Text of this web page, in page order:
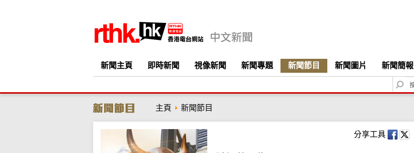
新聞主頁 即時新聞 視像新聞 新聞專題 新聞節目 新聞圖片 新聞簡報
S
e
c
h
主頁 新聞節目
分享工具